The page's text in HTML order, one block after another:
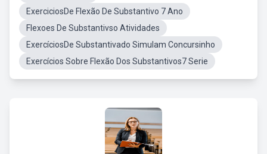
ExerciciosDe Flexão De Substantivo 7 Ano
Flexoes De Substantivso Atividades
ExercíciosDe Substantivado Simulam Concursinho
Exercícios Sobre Flexão Dos Substantivos7 Serie